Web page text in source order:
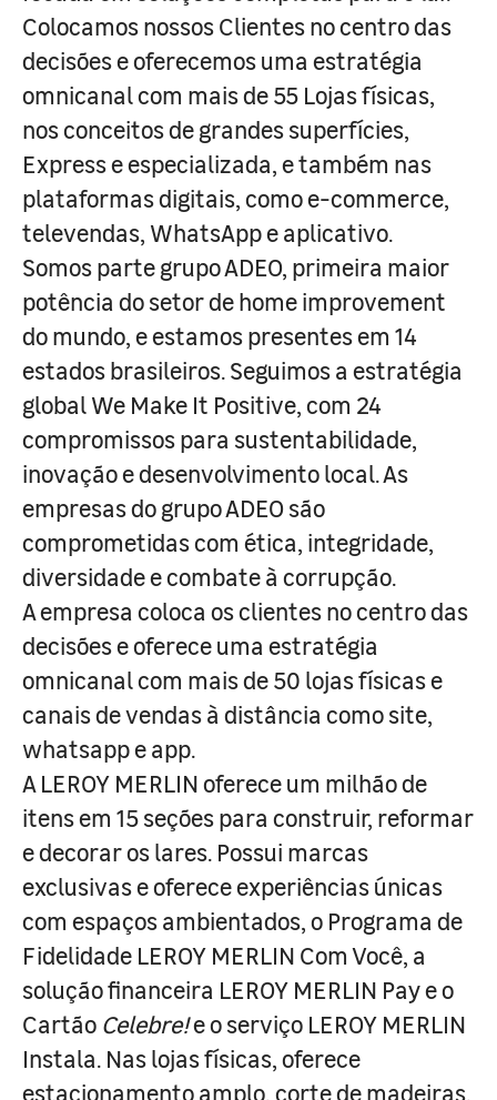
Colocamos nossos Clientes no centro das
decisões e oferecemos uma estratégia
omnicanal com mais de 55 Lojas físicas,
nos conceitos de grandes superfícies,
Express e especializada, e também nas
plataformas digitais, como e-commerce,
televendas, WhatsApp e aplicativo.
Somos parte grupo ADEO, primeira maior
potência do setor de home improvement
do mundo, e estamos presentes em 14
estados brasileiros. Seguimos a estratégia
global We Make It Positive, com 24
compromissos para sustentabilidade,
inovação e desenvolvimento local. As
empresas do grupo ADEO são
comprometidas com ética, integridade,
diversidade e combate à corrupção.
A empresa coloca os clientes no centro das
decisões e oferece uma estratégia
omnicanal com mais de 50 lojas físicas e
canais de vendas à distância como site,
whatsapp e app.
A LEROY MERLIN oferece um milhão de
itens em 15 seções para construir, reformar
e decorar os lares. Possui marcas
exclusivas e oferece experiências únicas
com espaços ambientados, o Programa de
Fidelidade LEROY MERLIN Com Você, a
solução financeira LEROY MERLIN Pay e o
Cartão Celebre!e o serviço LEROY MERLIN
Instala. Nas lojas físicas, oferece
estacionamento amplo, corte de madeiras,